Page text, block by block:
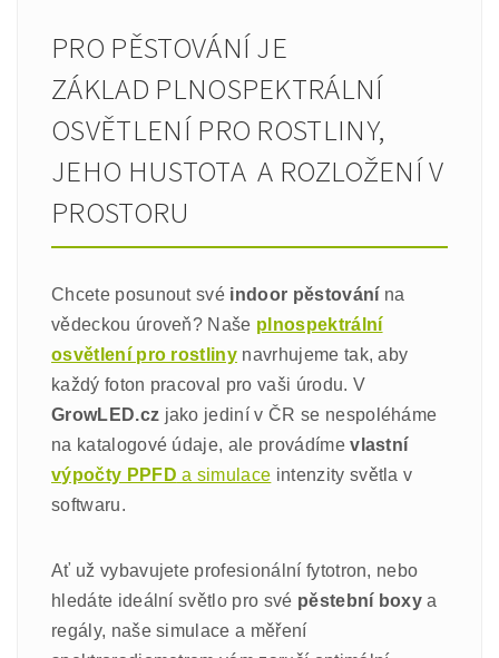
PRO PĚSTOVÁNÍ JE
ZÁKLAD PLNOSPEKTRÁLNÍ
OSVĚTLENÍ PRO ROSTLINY,
JEHO HUSTOTA A ROZLOŽENÍ V
PROSTORU
Chcete posunout své indoor pěstování na
vědeckou úroveň? Naše plnospektrální
osvětlení pro rostliny navrhujeme tak, aby
každý foton pracoval pro vaši úrodu. V
GrowLED.cz jako jediní v ČR se nespoléháme
na katalogové údaje, ale provádímevlastní
výpočty PPFD a simulace intenzity světla v
softwaru.
Ať už vybavujete profesionální fytotron, nebo
hledáte ideální světlo pro své pěstební boxy a
regály, naše simulace a měření